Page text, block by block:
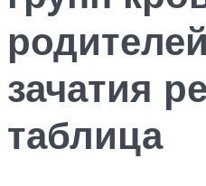
зачатия
таблица